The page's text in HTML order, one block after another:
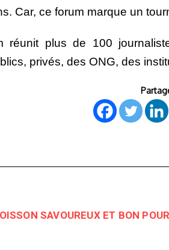
Car, ce forum marque un
plus de 100
privés, des ONG, des
SAVOUREUX ET BON